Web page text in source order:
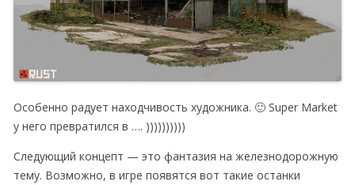
Особенно радует находчивость художника. 🙂 Super Market
у него превратился в …. ))))))))))
Следующий концепт — это фантазия на железнодорожную
тему. Возможно, в игре появятся вот такие останки